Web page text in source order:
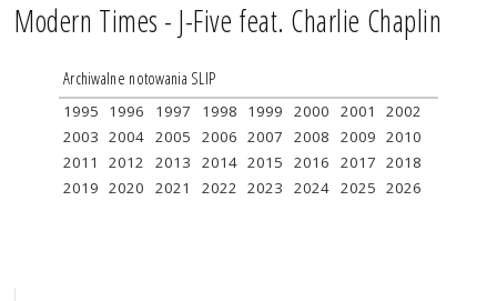
Modern Times - J-Five feat. Charlie Chaplin
Archiwalne notowania SLIP
1995 1996 1997 1998 1999 2000 2001
2002
2003 2004 2005 2006 2007 2008 2009 2010
2011
2012 2013 2014 2015 2016 2017 2018
2019 2020 2021 2022 2023 2024 2025 2026